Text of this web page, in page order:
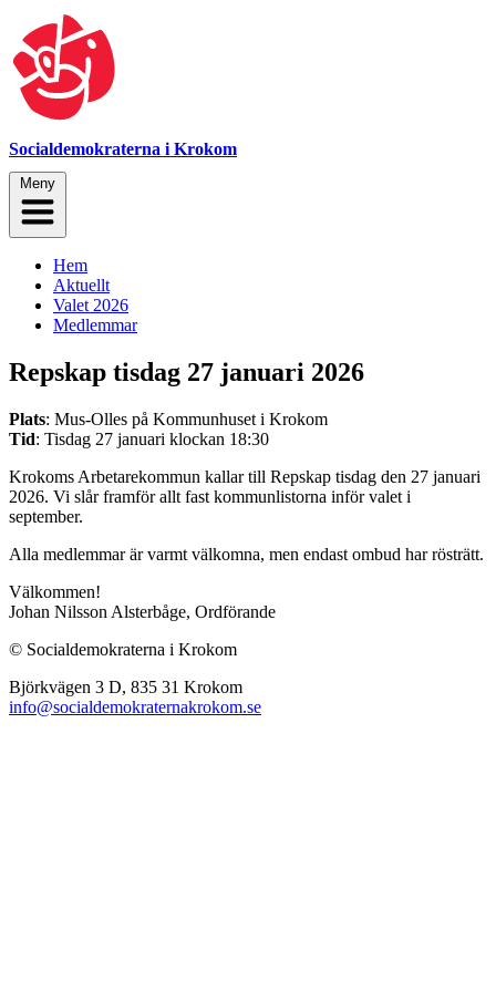
Socialdemokraterna i Krokom
Meny
Hem
Aktuellt
Valet 2026
Medlemmar
Repskap tisdag 27 januari 2026
Plats: Mus-Olles på Kommunhuset i Krokom
Tid: Tisdag 27 januari klockan 18:30
Krokoms Arbetarekommun kallar till Repskap tisdag den 27 januari
2026. Vi slår framför allt fast kommunlistorna inför valet i
september.
Alla medlemmar är varmt välkomna, men endast ombud har rösträtt.
Välkommen!
Johan Nilsson Alsterbåge, Ordförande
© Socialdemokraterna i Krokom
Björkvägen 3 D, 835 31 Krokom
info@socialdemokraternakrokom.se